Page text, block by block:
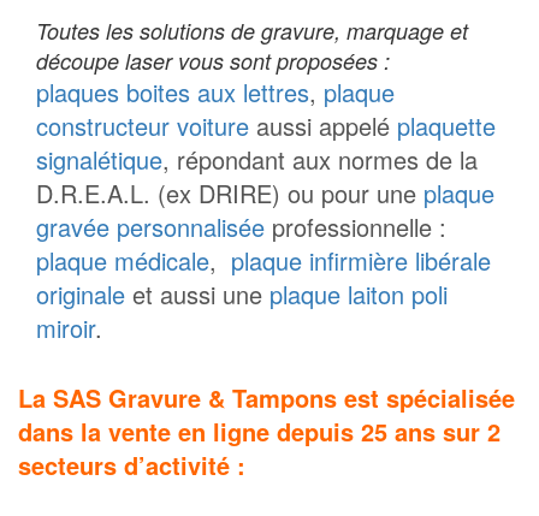
Toutes les solutions de gravure, marquage et
découpe laser vous sont proposées :
plaques boites aux lettres, plaque
constructeur voiture aussi appelé plaquette
signalétique, répondant aux normes de la
D.R.E.A.L. (ex DRIRE) ou pour une plaque
gravée personnalisée professionnelle :
plaque médicale, plaque infirmière libérale
originale et aussi une plaque laiton poli
miroir.
La SAS Gravure & Tampons est spécialisée
dans la vente en ligne depuis 25 ans sur 2
secteurs d’activité :